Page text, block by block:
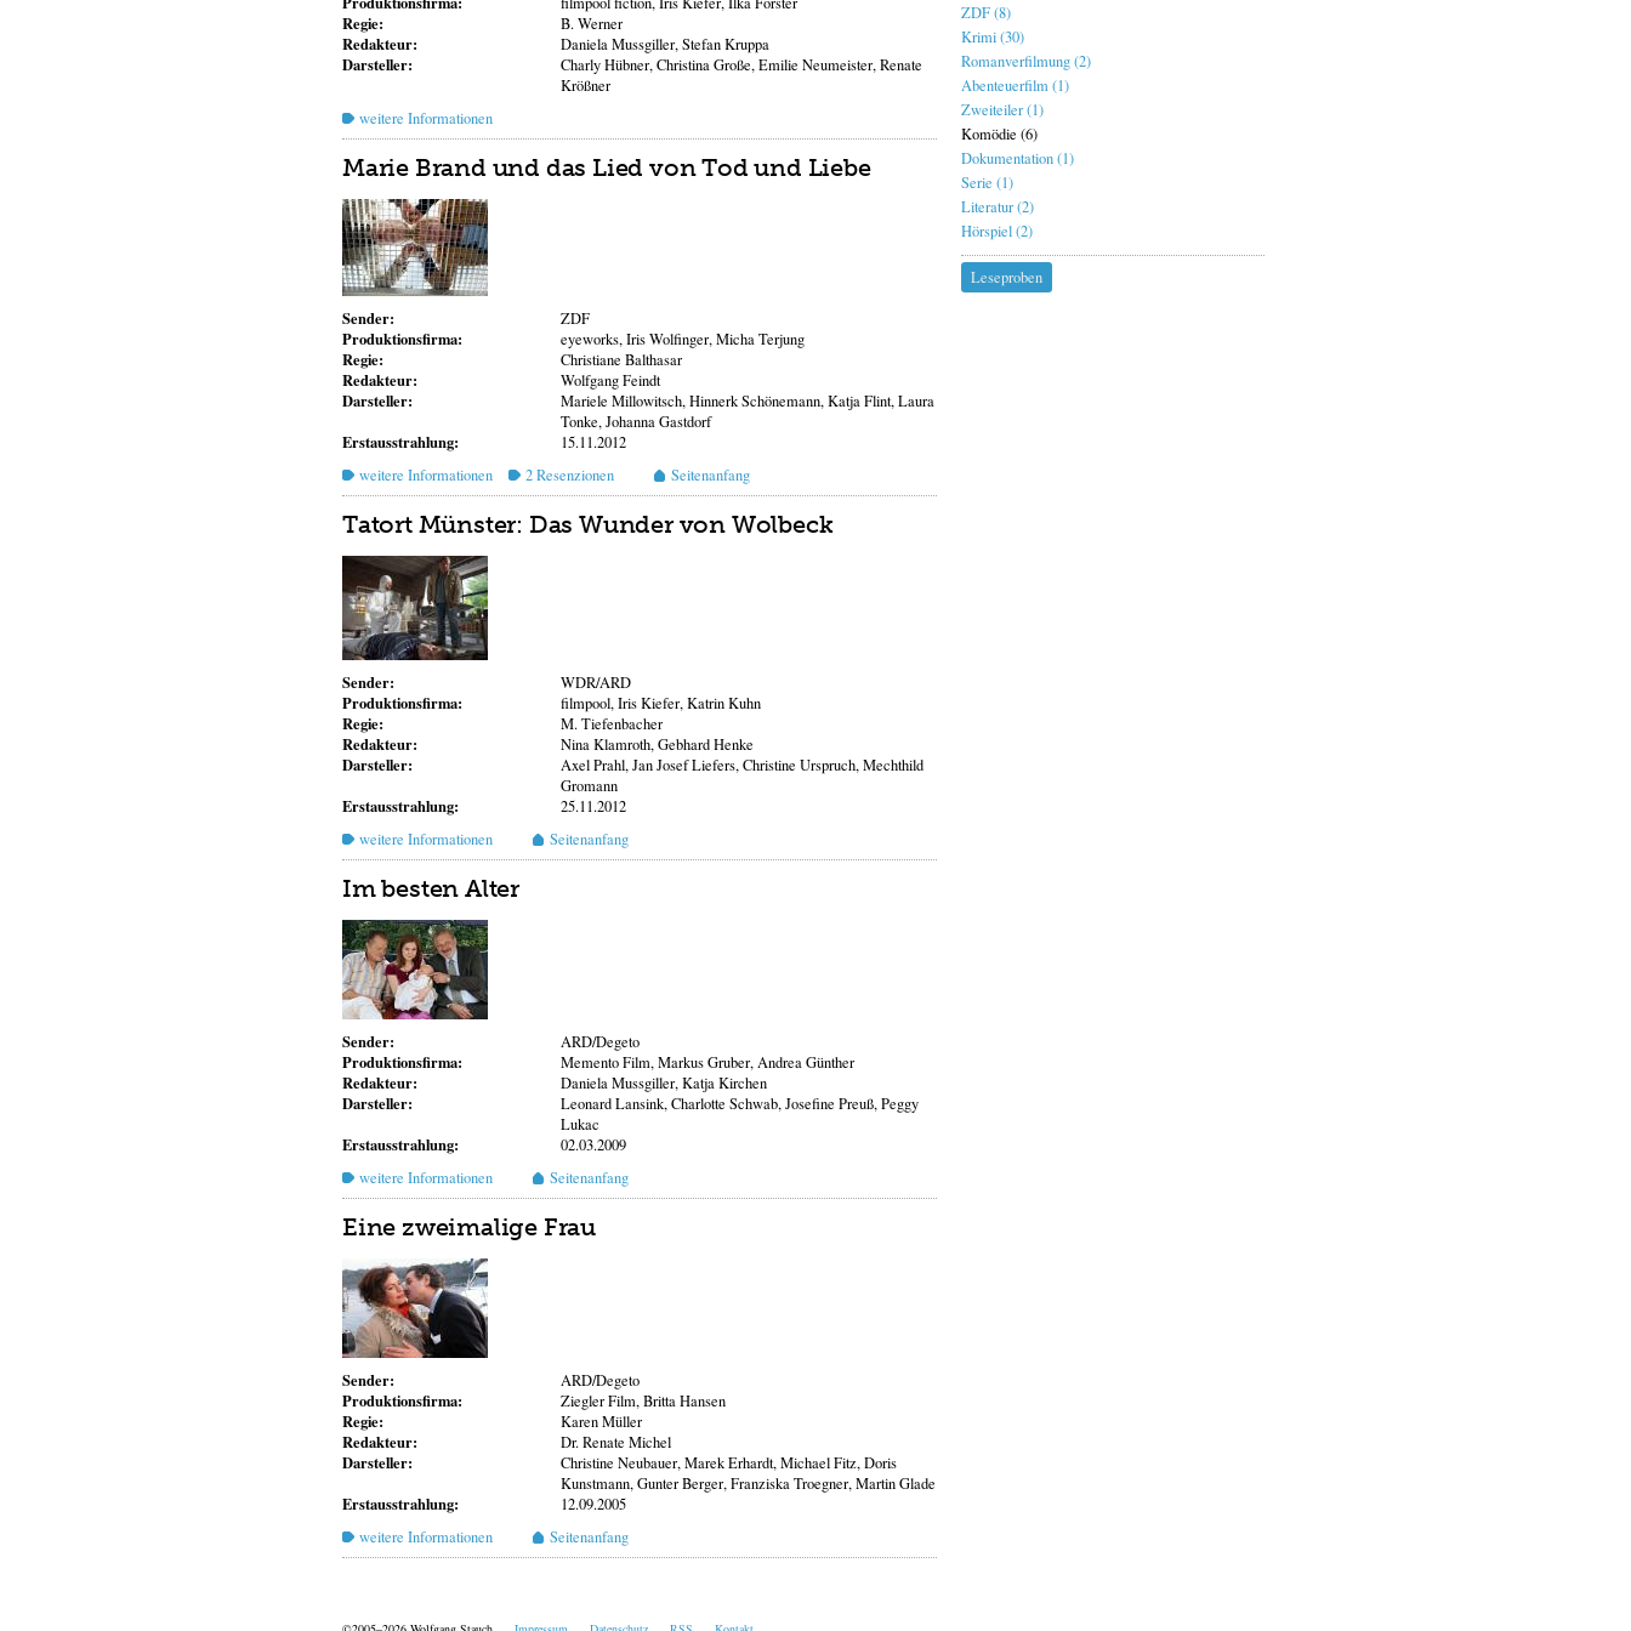
Regie: B. Werner
Redakteur: Daniela Mussgiller, Stefan Kruppa
Darsteller:
Charly Hübner, Christina Große, Emilie Neumeister, Renate
Krößner
weitere Informationen
Marie Brand und das Lied von Tod und Liebe
Sender: ZDF
Produktionsfirma: eyeworks, Iris Wolfinger, Micha Terjung
Regie: Christiane Balthasar
Redakteur: Wolfgang Feindt
Darsteller:
Mariele Millowitsch, Hinnerk Schönemann, Katja Flint, Laura
Tonke, Johanna Gastdorf
Erstausstrahlung:
15.11.2012
weitere Informationen
2 Resenzionen Seitenanfang
Tatort Münster: Das Wunder von Wolbeck
Sender: WDR/ARD
Produktionsfirma: filmpool, Iris Kiefer, Katrin Kuhn
Regie: M. Tiefenbacher
Redakteur: Nina Klamroth, Gebhard Henke
Darsteller:
Axel Prahl, Jan Josef Liefers, Christine Urspruch, Mechthild
Gromann
Erstausstrahlung:
25.11.2012
weitere Informationen
Seitenanfang
Im besten Alter
Sender: ARD/Degeto
Produktionsfirma: Memento Film, Markus Gruber, Andrea Günther
Redakteur: Daniela Mussgiller, Katja Kirchen
Darsteller:
Leonard Lansink, Charlotte Schwab, Josefine Preuß, Peggy
Lukac
Erstausstrahlung:
02.03.2009
weitere Informationen
Seitenanfang
Eine zweimalige Frau
Sender: ARD/Degeto
Produktionsfirma: Ziegler Film, Britta Hansen
Regie: Karen Müller
Redakteur: Dr. Renate Michel
Darsteller:
Christine Neubauer, Marek Erhardt, Michael Fitz, Doris
Kunstmann, Gunter Berger, Franziska Troegner, Martin Glade
Erstausstrahlung:
12.09.2005
weitere Informationen
Seitenanfang
ZDF (8)
Krimi (30)
Romanverfilmung (2)
Abenteuerfilm (1)
Zweiteiler (1)
Komödie (6)
Dokumentation (1)
Serie (1)
Literatur (2)
Hörspiel (2)
Leseproben